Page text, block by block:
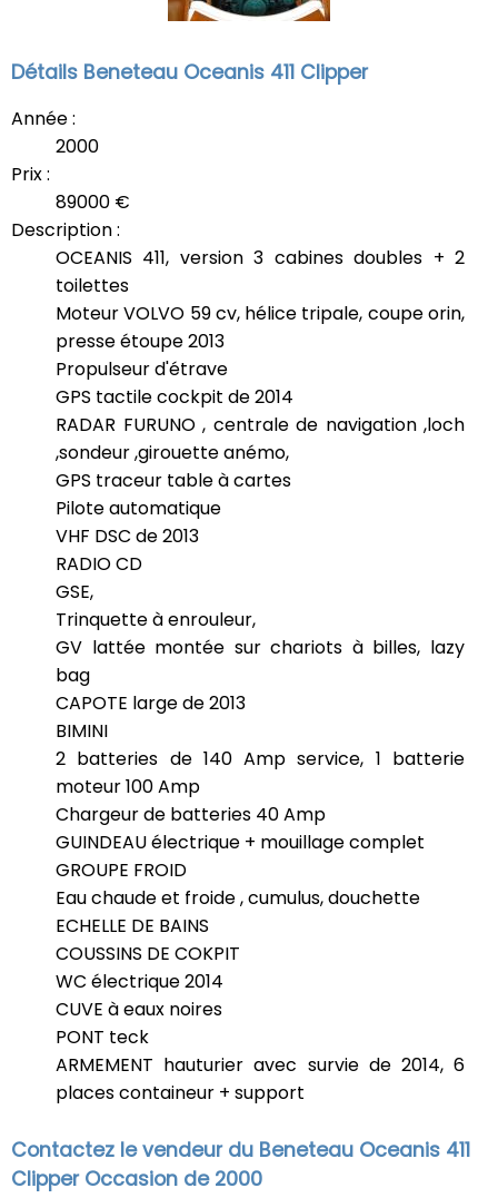
Détails Beneteau Oceanis 411 Clipper
Année :
2000
Prix :
89000 €
Description :
OCEANIS 411, version 3 cabines doubles + 2
toilettes
Moteur VOLVO 59 cv, hélice tripale, coupe orin,
presse étoupe 2013
Propulseur d'étrave
GPS tactile cockpit de 2014
RADAR FURUNO , centrale de navigation ,loch
,sondeur ,girouette anémo,
GPS traceur table à cartes
Pilote automatique
VHF DSC de 2013
RADIO CD
GSE,
Trinquette à enrouleur,
GV lattée montée sur chariots à billes, lazy
bag
CAPOTE large de 2013
BIMINI
2 batteries de 140 Amp service, 1 batterie
moteur 100 Amp
Chargeur de batteries 40 Amp
GUINDEAU électrique + mouillage complet
GROUPE FROID
Eau chaude et froide , cumulus, douchette
ECHELLE DE BAINS
COUSSINS DE COKPIT
WC électrique 2014
CUVE à eaux noires
PONT teck
ARMEMENT hauturier avec survie de 2014, 6
places containeur + support
Contactez le vendeur du Beneteau Oceanis 411
Clipper Occasion de 2000